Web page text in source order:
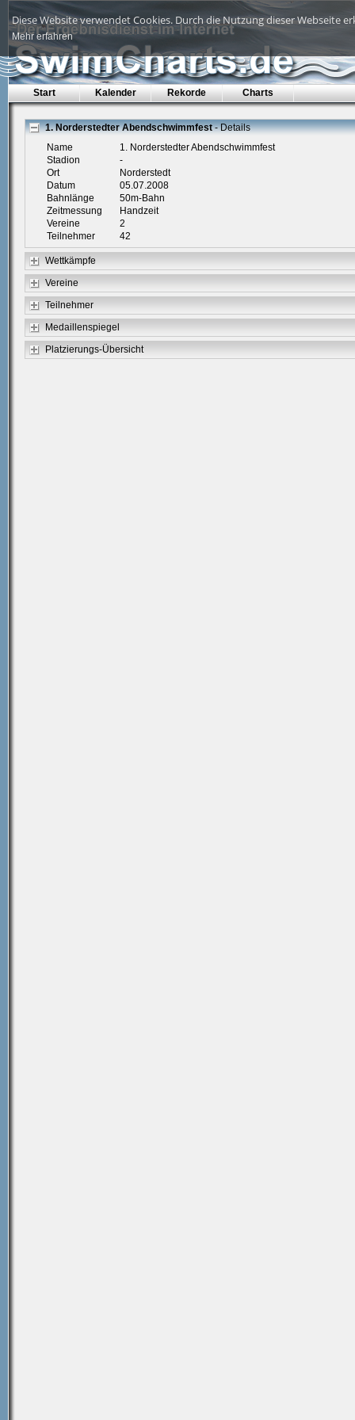
Diese Website verwendet Cookies. Durch die Nutzung dieser Webseite
Mehr erfahren
Start Kalender Rekorde Charts
1. Norderstedter Abendschwimmfest- Details
Name
1. Norderstedter Abendschwimmfest
Stadion
-
Ort
Norderstedt
Datum
05.07.2008
Bahnlänge
50m-Bahn
Zeitmessung
Handzeit
Vereine
2
Teilnehmer
42
Wettkämpfe
Vereine
Teilnehmer
Medaillenspiegel
Platzierungs-Übersicht